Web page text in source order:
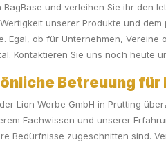
und verleihen Sie ihr
unserer Produkte und
Egal, ob für Unternehmen,
Kontaktieren Sie uns noch heute
Betreuung
Lion Werbe GmbH in Prutting
Fachwissen und unserer
Bedürfnisse zugeschnitten sind.